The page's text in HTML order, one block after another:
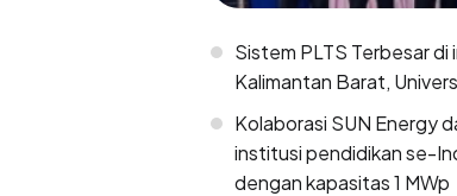
Sistem PLTS Terbesar
Kalimantan Barat,
Kolaborasi SUN Energy
institusi pendidikan se-
dengan kapasitas 1 MWp